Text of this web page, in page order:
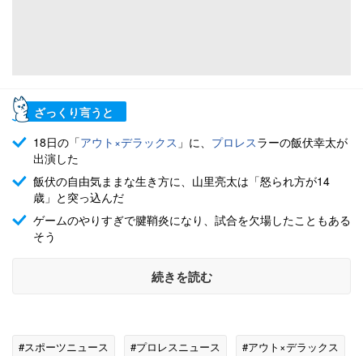
ざっくり言うと
18日の「アウト×デラックス 」に、 プロレスラーの飯伏幸太が
出演した
飯伏の自由気ままな生き方に、山里亮太は「怒られ方が14
歳」と突っ込んだ
ゲームのやりすぎで腱鞘炎になり、試合を欠場したこともある
そう
続きを読む
#スポーツニュース #プロレスニュース
#アウト×デラックス